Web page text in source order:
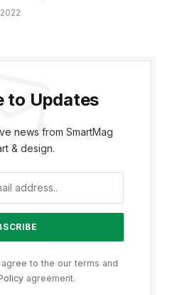
to Updates
news from SmartMag
& design.
to the our terms and
agreement.